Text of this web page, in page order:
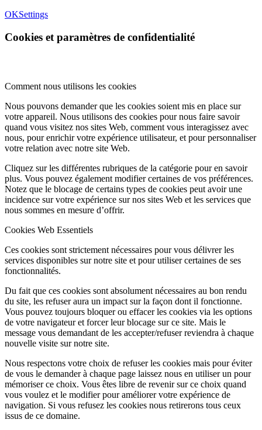
OKSettings
Cookies et paramètres de confidentialité
Comment nous utilisons les cookies
Nous pouvons demander que les cookies soient mis en place sur
votre appareil. Nous utilisons des cookies pour nous faire savoir
quand vous visitez nos sites Web, comment vous interagissez avec
nous, pour enrichir votre expérience utilisateur, et pour personnaliser
votre relation avec notre site Web.
Cliquez sur les différentes rubriques de la catégorie pour en savoir
plus. Vous pouvez également modifier certaines de vos préférences.
Notez que le blocage de certains types de cookies peut avoir une
incidence sur votre expérience sur nos sites Web et les services que
nous sommes en mesure d’offrir.
Cookies Web Essentiels
Ces cookies sont strictement nécessaires pour vous délivrer les
services disponibles sur notre site et pour utiliser certaines de ses
fonctionnalités.
Du fait que ces cookies sont absolument nécessaires au bon rendu
du site, les refuser aura un impact sur la façon dont il fonctionne.
Vous pouvez toujours bloquer ou effacer les cookies via les options
de votre navigateur et forcer leur blocage sur ce site. Mais le
message vous demandant de les accepter/refuser reviendra à chaque
nouvelle visite sur notre site.
Nous respectons votre choix de refuser les cookies mais pour éviter
de vous le demander à chaque page laissez nous en utiliser un pour
mémoriser ce choix. Vous êtes libre de revenir sur ce choix quand
vous voulez et le modifier pour améliorer votre expérience de
navigation. Si vous refusez les cookies nous retirerons tous ceux
issus de ce domaine.